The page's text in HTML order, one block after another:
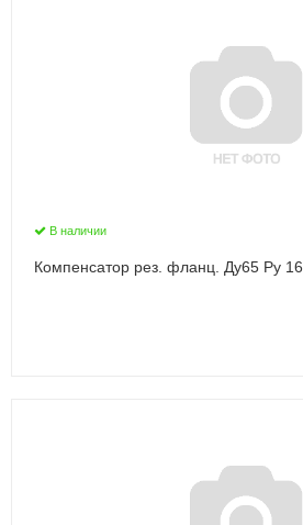
В наличии
Компенсатор рез. фланц. Ду65 Ру 16